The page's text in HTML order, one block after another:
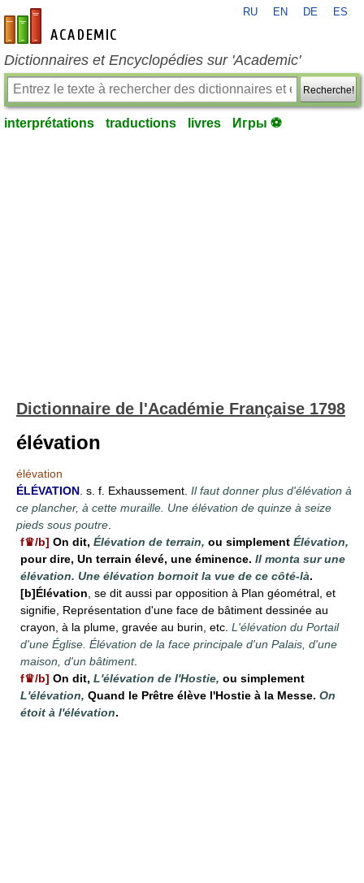
fr-academic.com
RU EN DE ES
Dictionnaires et Encyclopédies sur 'Academic'
Recherche!
interprétations traductions livres Игры ⚽
Dictionnaire de l'Académie Française 1798
élévation
élévation
ÉLÉVATION . s. f. Exhaussement. Il faut donner plus d'élévation à
ce plancher, à cette muraille. Une élévation de quinze à seize
pieds sous poutre
f♛/b] On dit, Élévation de terrain, ou simplement Élévation,
pour dire, Un terrain élevé, une éminence. Il monta sur une
élévation. Une élévation bornoit la vue de ce côté-là.
[b]Élévation , se dit aussi par opposition à Plan géométral, et
signifie, Représentation d'une face de bâtiment dessinée au
crayon, à la plume, gravée au burin, etc. L'élévation du Portail
d'une Église. Élévation de la face principale d'un Palais, d'une
maison, d'un bâtiment.
f♛/b] On dit, L'élévation de l'Hostie, ou simplement
L'élévation, Quand le Prêtre élève l'Hostie à la Messe. On
étoit à l'élévation.